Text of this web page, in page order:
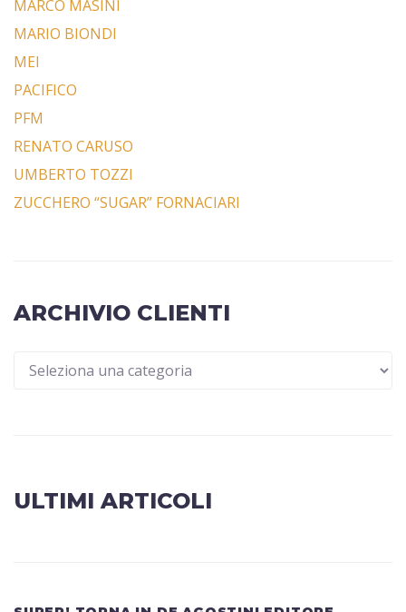
MARCO MASINI
MARIO BIONDI
MEI
PACIFICO
PFM
RENATO CARUSO
UMBERTO TOZZI
ZUCCHERO “SUGAR” FORNACIARI
ARCHIVIO CLIENTI
ULTIMI ARTICOLI